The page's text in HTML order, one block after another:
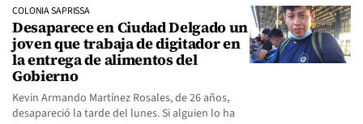
COLONIA SAPRISSA
Desaparece en Ciudad Delgado un
joven que trabaja de digitador en
la entrega de alimentos del
Gobierno
Kevin Armando Martínez Rosales, de 26 años,
desapareció la tarde del lunes. Si alguien lo ha